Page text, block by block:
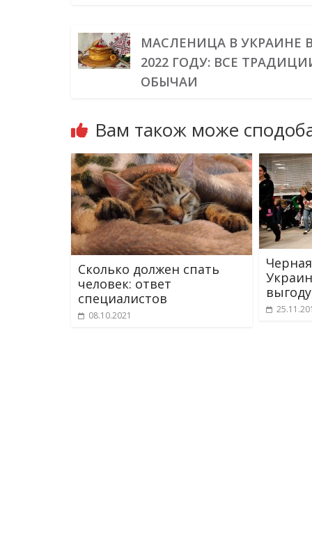
МАСЛЕНИЦА В УКРАИНЕ В
2022 ГОДУ: ВСЕ
ОБЫЧАИ
Вам також може
Сколько должен спать
человек: ответ
специалистов
08.10.2021